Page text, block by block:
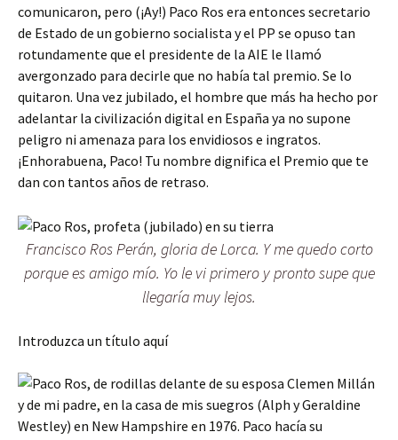
comunicaron, pero (¡Ay!) Paco Ros era entonces secretario
de Estado de un gobierno socialista y el PP se opuso tan
rotundamente que el presidente de la AIE le llamó
avergonzado para decirle que no había tal premio. Se lo
quitaron. Una vez jubilado, el hombre que más ha hecho por
adelantar la civilización digital en España ya no supone
peligro ni amenaza para los envidiosos e ingratos.
¡Enhorabuena, Paco! Tu nombre dignifica el Premio que te
dan con tantos años de retraso.
Francisco Ros Perán, gloria de Lorca. Y me quedo corto
porque es amigo mío. Yo le vi primero y pronto supe que
llegaría muy lejos.
Introduzca un título aquí